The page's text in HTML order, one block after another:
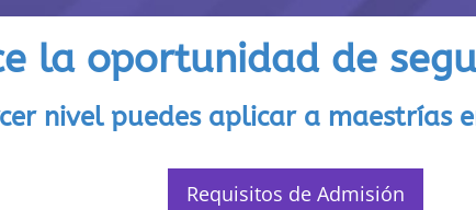
la oportunidad de
nivel puedes aplicar a maestrías
Requisitos de Admisión